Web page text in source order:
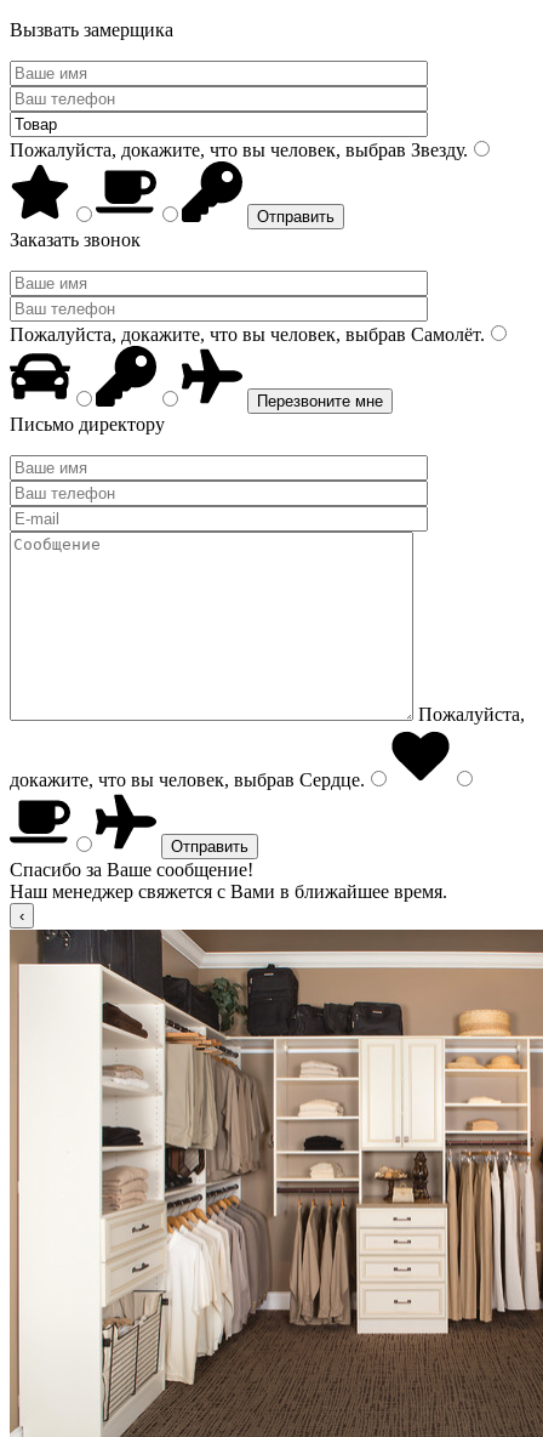
Вызвать замерщика
Пожалуйста, докажите, что вы человек, выбрав Звезду.
Заказать звонок
Пожалуйста, докажите, что вы человек, выбрав Самолёт.
Письмо директору
Пожалуйста,
докажите, что вы человек, выбрав Сердце.
Спасибо за Ваше сообщение!
Наш менеджер свяжется с Вами в ближайшее время.